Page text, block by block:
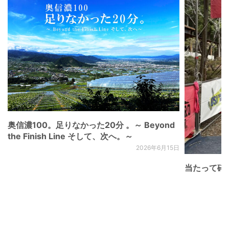
奥信濃100。足りなかった20分 。～ Beyond
the Finish Line そして、次へ。～
2026年6月15日
当たって砕